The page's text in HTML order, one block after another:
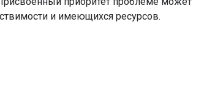
и имеющихся ресурсов.